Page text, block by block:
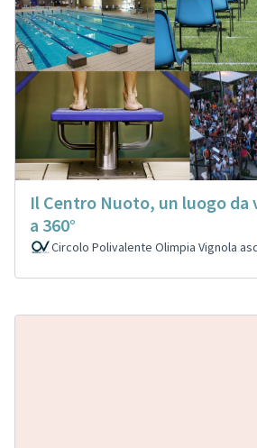
Il Centro Nuoto, un luogo da
a 360°
Circolo Polivalente Olimpia Vignola